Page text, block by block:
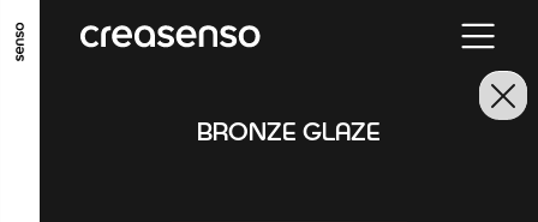
ALLER AU CONTENU PRINCIPAL
ALLER EN BAS DE PAGEBRONZE GLAZE